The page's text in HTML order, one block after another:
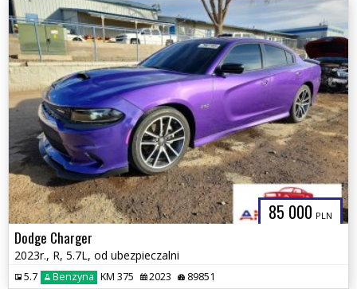
85 000 PLN
Dodge Charger
2023r., R, 5.7L, od ubezpieczalni
5.7 Benzyna KM 375 2023 89851